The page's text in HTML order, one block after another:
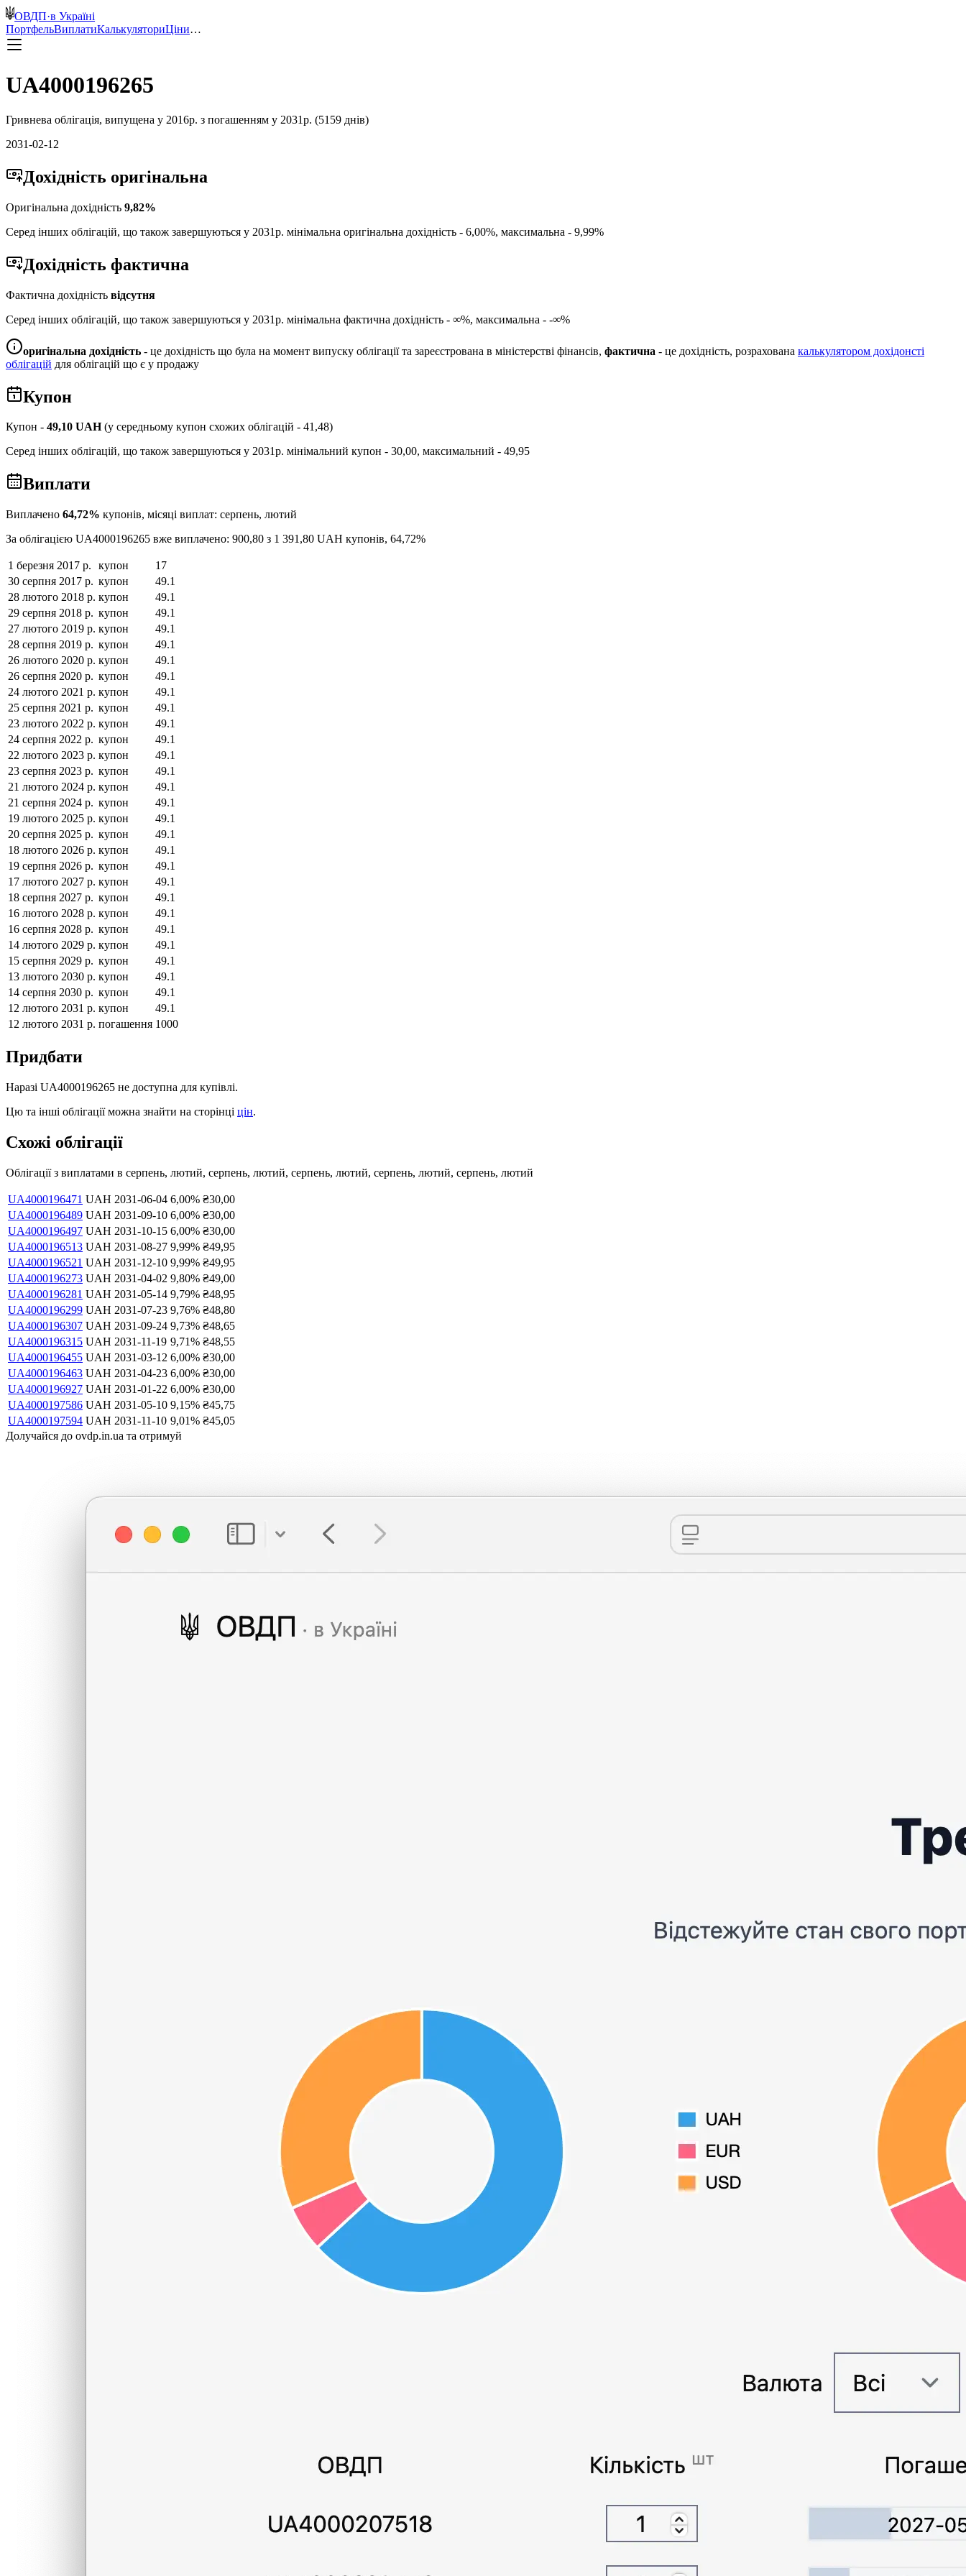
ОВДП·в Україні
ПортфельВиплатиКалькуляториЦіни…
UA4000196265
Гривнева облігація, випущена у 2016р. з погашенням у 2031р. (5159 днів)
2031-02-12
Дохідність оригінальна
Оригінальна дохідність 9,82%
Серед інших облігацій, що також завершуються у 2031р. мінімальна оригінальна дохідність - 6,00%, максимальна - 9,99%
Дохідність фактична
Фактична дохідність відсутня
Серед інших облігацій, що також завершуються у 2031р. мінімальна фактична дохідність - ∞%, максимальна - -∞%
оригінальна дохідність - це дохідність що була на момент випуску облігації та зареєстрована в міністерстві фінансів, фактична - це дохідність, розрахована калькулятором дохідонсті
облігацій для облігацій що є у продажу
Купон
Купон - 49,10 UAH (у середньому купон схожих облігацій - 41,48)
Серед інших облігацій, що також завершуються у 2031р. мінімальний купон - 30,00, максимальний - 49,95
Виплати
Виплачено 64,72% купонів, місяці виплат: серпень, лютий
За облігацією UA4000196265 вже виплачено: 900,80 з 1 391,80 UAH купонів, 64,72%
1 березня 2017 р. купон
17
30 серпня 2017 р. купон
49.1
28 лютого 2018 р. купон
49.1
29 серпня 2018 р. купон
49.1
27 лютого 2019 р. купон
49.1
28 серпня 2019 р. купон
49.1
26 лютого 2020 р. купон
49.1
26 серпня 2020 р. купон
49.1
24 лютого 2021 р. купон
49.1
25 серпня 2021 р. купон
49.1
23 лютого 2022 р. купон
49.1
24 серпня 2022 р. купон
49.1
22 лютого 2023 р. купон
49.1
23 серпня 2023 р. купон
49.1
21 лютого 2024 р. купон
49.1
21 серпня 2024 р. купон
49.1
19 лютого 2025 р. купон
49.1
20 серпня 2025 р. купон
49.1
18 лютого 2026 р. купон
49.1
19 серпня 2026 р. купон
49.1
17 лютого 2027 р. купон
49.1
18 серпня 2027 р. купон
49.1
16 лютого 2028 р. купон
49.1
16 серпня 2028 р. купон
49.1
14 лютого 2029 р. купон
49.1
15 серпня 2029 р. купон
49.1
13 лютого 2030 р. купон
49.1
14 серпня 2030 р. купон
49.1
12 лютого 2031 р. купон
49.1
12 лютого 2031 р. погашення 1000
Придбати
Наразі UA4000196265 не доступна для купівлі.
Цю та інші облігації можна знайти на сторінці цін.
Схожі облігації
Облігації з виплатами в серпень, лютий, серпень, лютий, серпень, лютий, серпень, лютий, серпень, лютий
UA4000196471 UAH 2031-06-04 6,00% ₴30,00
UA4000196489 UAH 2031-09-10 6,00% ₴30,00
UA4000196497 UAH 2031-10-15 6,00% ₴30,00
UA4000196513 UAH 2031-08-27 9,99% ₴49,95
UA4000196521 UAH 2031-12-10 9,99% ₴49,95
UA4000196273 UAH 2031-04-02 9,80% ₴49,00
UA4000196281 UAH 2031-05-14 9,79% ₴48,95
UA4000196299 UAH 2031-07-23 9,76% ₴48,80
UA4000196307 UAH 2031-09-24 9,73% ₴48,65
UA4000196315 UAH 2031-11-19 9,71% ₴48,55
UA4000196455 UAH 2031-03-12 6,00% ₴30,00
UA4000196463 UAH 2031-04-23 6,00% ₴30,00
UA4000196927 UAH 2031-01-22 6,00% ₴30,00
UA4000197586 UAH 2031-05-10 9,15% ₴45,75
UA4000197594 UAH 2031-11-10 9,01% ₴45,05
Долучайся до ovdp.in.ua та отримуй